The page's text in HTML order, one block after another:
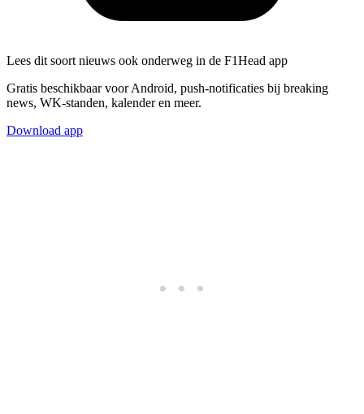
Lees dit soort nieuws ook onderweg in de F1Head app
Gratis beschikbaar voor Android, push-notificaties bij breaking
news, WK-standen, kalender en meer.
Download app